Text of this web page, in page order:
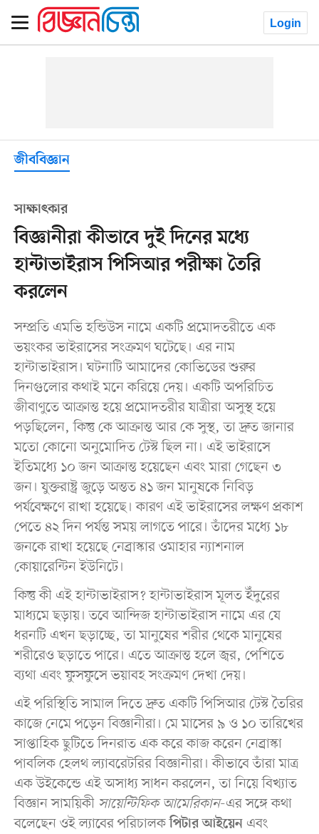
Login
জীববিজ্ঞান
সাক্ষাৎকার
বিজ্ঞানীরা কীভাবে দুই দিনের মধ্যে
হান্টাভাইরাস পিসিআর পরীক্ষা তৈরি
করলেন
সম্প্রতি এমভি হন্ডিউস নামে একটি প্রমোদতরীতে এক
ভয়ংকর ভাইরাসের সংক্রমণ ঘটেছে। এর নাম
হান্টাভাইরাস। ঘটনাটি আমাদের কোভিডের শুরুর
দিনগুলোর কথাই মনে করিয়ে দেয়। একটি অপরিচিত
জীবাণুতে আক্রান্ত হয়ে প্রমোদতরীর যাত্রীরা অসুস্থ হয়ে
পড়ছিলেন, কিন্তু কে আক্রান্ত আর কে সুস্থ, তা দ্রুত জানার
মতো কোনো অনুমোদিত টেস্ট ছিল না। এই ভাইরাসে
ইতিমধ্যে ১০ জন আক্রান্ত হয়েছেন এবং মারা গেছেন ৩
জন। যুক্তরাষ্ট্র জুড়ে অন্তত ৪১ জন মানুষকে নিবিড়
পর্যবেক্ষণে রাখা হয়েছে। কারণ এই ভাইরাসের লক্ষণ প্রকাশ
পেতে ৪২ দিন পর্যন্ত সময় লাগতে পারে। তাঁদের মধ্যে ১৮
জনকে রাখা হয়েছে নেব্রাস্কার ওমাহার ন্যাশনাল
কোয়ারেন্টিন ইউনিটে।
কিন্তু কী এই হান্টাভাইরাস? হান্টাভাইরাস মূলত ইঁদুরের
মাধ্যমে ছড়ায়। তবে আন্দিজ হান্টাভাইরাস নামে এর যে
ধরনটি এখন ছড়াচ্ছে, তা মানুষের শরীর থেকে মানুষের
শরীরেও ছড়াতে পারে। এতে আক্রান্ত হলে জ্বর, পেশিতে
ব্যথা এবং ফুসফুসে ভয়াবহ সংক্রমণ দেখা দেয়।
এই পরিস্থিতি সামাল দিতে দ্রুত একটি পিসিআর টেস্ট তৈরির
কাজে নেমে পড়েন বিজ্ঞানীরা। মে মাসের ৯ ও ১০ তারিখের
সাপ্তাহিক ছুটিতে দিনরাত এক করে কাজ করেন নেব্রাস্কা
পাবলিক হেলথ ল্যাবরেটরির বিজ্ঞানীরা। কীভাবে তাঁরা মাত্র
এক উইকেন্ডে এই অসাধ্য সাধন করলেন, তা নিয়ে বিখ্যাত
বিজ্ঞান সাময়িকী সায়েন্টিফিক আমেরিকান-এর সঙ্গে কথা
বলেছেন ওই ল্যাবের পরিচালকপিটার আইয়েনএবং